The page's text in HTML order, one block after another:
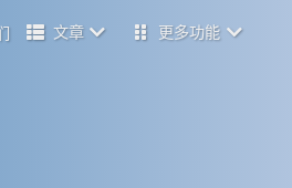
文章 更多功能